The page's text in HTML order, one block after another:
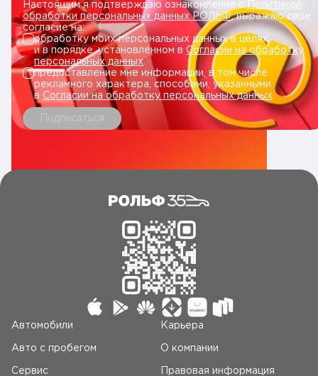
Настоящим я подтверждаю ознакомление сПолитикой
обработки персональных данных РОЛЬФ, выражаю свое
согласие на:
обработку моих персональных данных в целях
и в порядке, установленном в Согласии на обработку
персональных данных.
предоставление мне информации, в том числе
рекламного характера, способами, указанными
в Согласии на обработку персональных данных
Подписаться
Автомобили
Авто c пробегом
Сервис
Карьера
О компании
Правовая информация